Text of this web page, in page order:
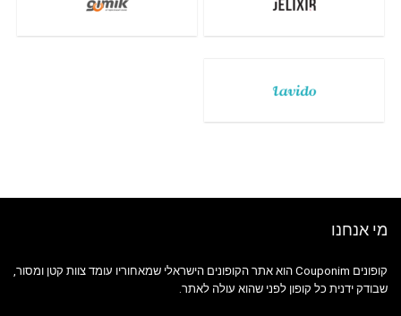
מי אנחנו
קופונים Couponim הוא אתר הקופונים הישראלי שמאחוריו עומד צוות קטן ומסור,
שבודק ידנית כל קופון לפני שהוא עולה לאתר.